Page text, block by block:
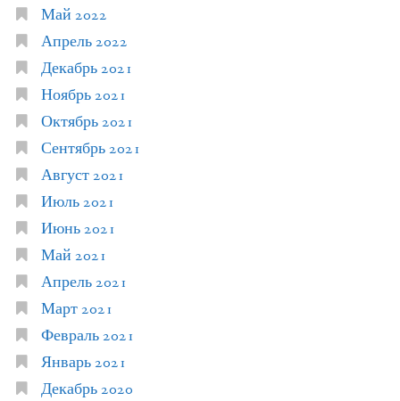
Май 2022
Апрель 2022
Декабрь 2021
Ноябрь 2021
Октябрь 2021
Сентябрь 2021
Август 2021
Июль 2021
Июнь 2021
Май 2021
Апрель 2021
Март 2021
Февраль 2021
Январь 2021
Декабрь 2020